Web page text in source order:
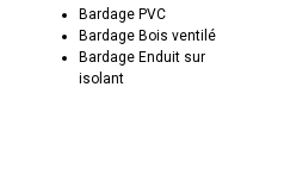
Bardage PVC
Bardage Bois ventilé
Bardage Enduit sur
isolant